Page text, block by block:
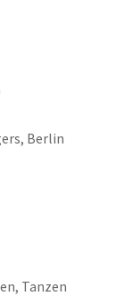
Berlin
Tanzen